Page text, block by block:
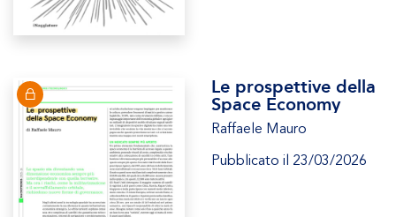
Le prospettive della
Space Economy
Raffaele Mauro
Pubblicato il 23/03/2026